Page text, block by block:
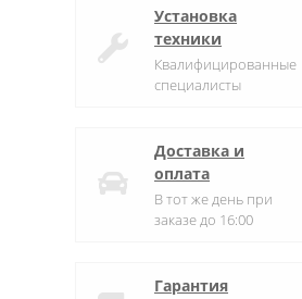
Установка
техники
Квалифицированные
специалисты
Доставка и
оплата
В тот же день при
заказе до 16:00
Гарантия